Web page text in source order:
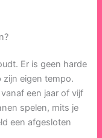
Er is geen harde
eigen tempo.
een jaar of vijf
spelen, mits je
een afgesloten